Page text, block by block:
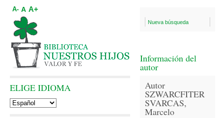
Nueva búsqueda
Información del
autor
Autor
SZWARCFITER
SVARCAS,
Marcelo
A- A A+
ELIGE IDIOMA